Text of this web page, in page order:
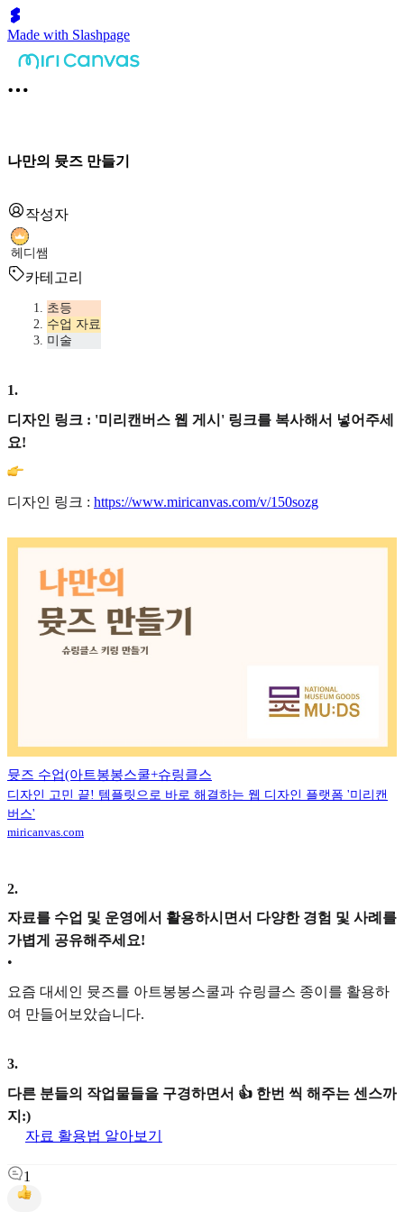
Made with Slashpage
나만의 뮷즈 만들기
작성자
헤디쌤
카테고리
초등
수업 자료
미술
1.
디자인 링크 : '미리캔버스 웹 게시' 링크를 복사해서 넣어주세
요!
디자인 링크 : https://www.miricanvas.com/v/150sozg
뮷즈 수업(아트봉봉스쿨+슈링클스
디자인 고민 끝! 템플릿으로 바로 해결하는 웹 디자인 플랫폼 '미리캔
버스'
miricanvas.com
2.
자료를 수업 및 운영에서 활용하시면서 다양한 경험 및 사례를
가볍게 공유해주세요!
•
요즘 대세인 뮷즈를 아트봉봉스쿨과 슈링클스 종이를 활용하
여 만들어보았습니다.
3.
다른 분들의 작업물들을 구경하면서 👍 한번 씩 해주는 센스까
지:)
자료 활용법 알아보기
1